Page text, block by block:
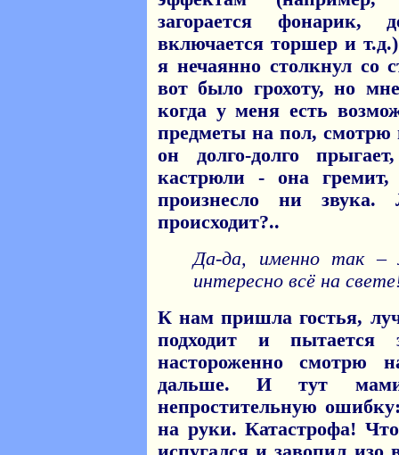
загорается фонарик,
включается торшер и
я нечаянно столкнул со
вот было грохоту, но
когда у меня есть
предметы на пол,
он долго-долго
кастрюли - она
произнесло ни
происходит?..
Да-да, именно так
интересно всё на
К нам пришла гостья,
подходит и пытается
настороженно смотрю
дальше. И тут
непростительную
на руки. Катастрофа!